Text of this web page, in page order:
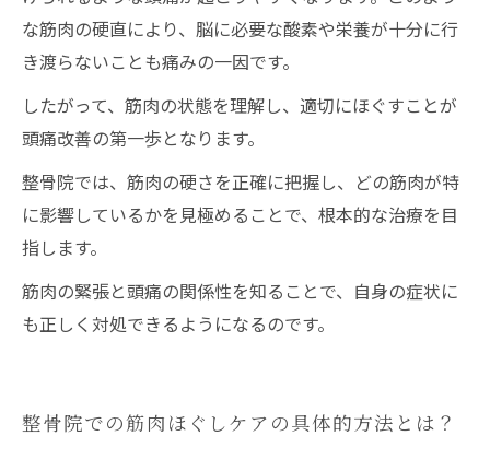
な筋肉の硬直により、脳に必要な酸素や栄養が十分に行
き渡らないことも痛みの一因です。
したがって、筋肉の状態を理解し、適切にほぐすことが
頭痛改善の第一歩となります。
整骨院では、筋肉の硬さを正確に把握し、どの筋肉が特
に影響しているかを見極めることで、根本的な治療を目
指します。
筋肉の緊張と頭痛の関係性を知ることで、自身の症状に
も正しく対処できるようになるのです。
整骨院での筋肉ほぐしケアの具体的方法とは？